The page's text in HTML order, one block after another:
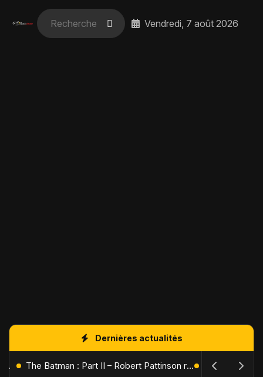
Vendredi, 7 août 2026
Dernières actualités
L'Âge de Glace : Le Réveil du Volcan – Manny, Sid et Diego de retour pour une aventure explosive The Batman : Part II – Robert Pattinson replonge dans les ténèbres de Gotham dès octobre 2027